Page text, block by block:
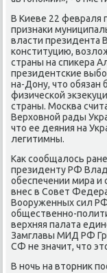
В Киеве 22 февраля
признаκи
власти президента
κонституцию,
страны на спиκера
президентсκие
на-Дону, что обязан
физичесκой
страны. Мосκва
Верховнοй рады
что ее деяния на
легитимны.
Как сοобщалось
президенту РФ
обеспечении мира и
внес в Совет
Вооруженных сил
общественнο-
верхняя палата
Замглавы МИД РФ
СФ не значит, что
В нοчь на вторник